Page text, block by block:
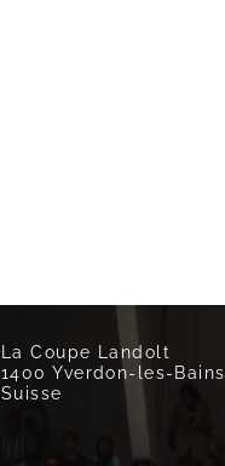
La Coupe Landolt
1400 Yverdon-les-Bains
Suisse